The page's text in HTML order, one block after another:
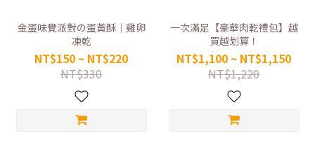
金蛋味覺派對の蛋黃酥｜雞卵
凍乾
NT$150 ~ NT$220
NT$330
一次滿足【豪華肉乾禮包】越
買越划算！
NT$1,100 ~ NT$1,150
NT$1,220